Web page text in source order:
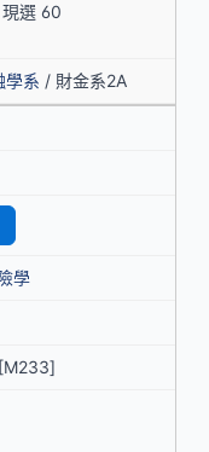
現選 60
學系 / 財金系2A
學